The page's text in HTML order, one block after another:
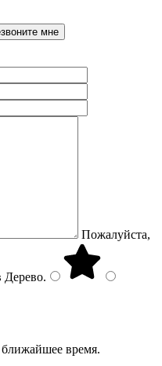
Пожалуйста,
Дерево.
время.